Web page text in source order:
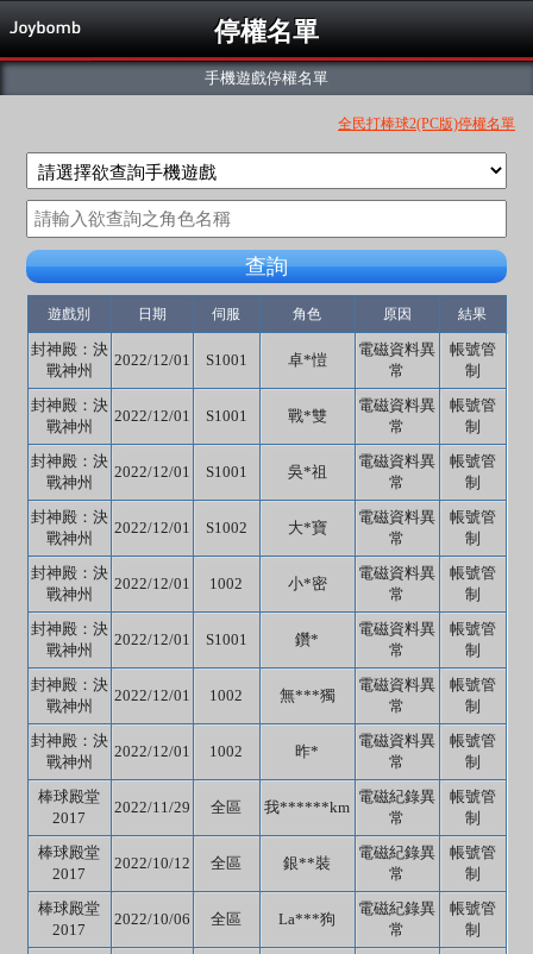
停權名單
手機遊戲停權名單
全民打棒球2(PC版)停權名單
查詢
遊戲別 日期 伺服 角色 原因 結果
封神殿：決
戰神州
2022/12/01 S1001 卓*愷
電磁資料異
常
帳號管
制
封神殿：決
戰神州
2022/12/01 S1001 戰*雙
電磁資料異
常
帳號管
制
封神殿：決
戰神州
2022/12/01 S1001 吳*祖
電磁資料異
常
帳號管
制
封神殿：決
戰神州
2022/12/01 S1002 大*寶
電磁資料異
常
帳號管
制
封神殿：決
戰神州
2022/12/01 1002 小*密
電磁資料異
常
帳號管
制
封神殿：決
戰神州
2022/12/01 S1001 鑽*
電磁資料異
常
帳號管
制
封神殿：決
戰神州
2022/12/01 1002 無***獨
電磁資料異
常
帳號管
制
封神殿：決
戰神州
2022/12/01 1002 昨*
電磁資料異
常
帳號管
制
棒球殿堂
2017
2022/11/29 全區 我******km
電磁紀錄異
常
帳號管
制
棒球殿堂
2017
2022/10/12 全區 銀**裝
電磁紀錄異
常
帳號管
制
棒球殿堂
2017
2022/10/06 全區 La***狗
電磁紀錄異
常
帳號管
制